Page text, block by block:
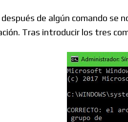
después de algún comando se
Tras introducir los tres